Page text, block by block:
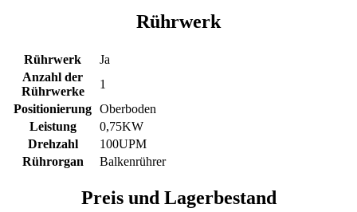
Rührwerk
Rührwerk
Ja
Anzahl der
Rührwerke
1
Positionierung Oberboden
Leistung
0,75KW
Drehzahl
100UPM
Rührorgan
Balkenrührer
Preis und Lagerbestand